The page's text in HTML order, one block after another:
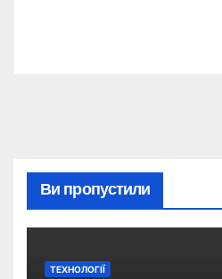
Ви пропустили
ТЕХНОЛОГІЇ